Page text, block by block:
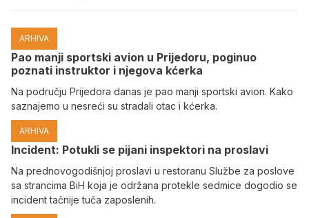
ARHIVA
Pao manji sportski avion u Prijedoru, poginuo
poznati instruktor i njegova kćerka
Na području Prijedora danas je pao manji sportski avion. Kako
saznajemo u nesreći su stradali otac i kćerka.
ARHIVA
Incident: Potukli se pijani inspektori na proslavi
Na prednovogodišnjoj proslavi u restoranu Službe za poslove
sa strancima BiH koja je održana protekle sedmice dogodio se
incident tačnije tuča zaposlenih.